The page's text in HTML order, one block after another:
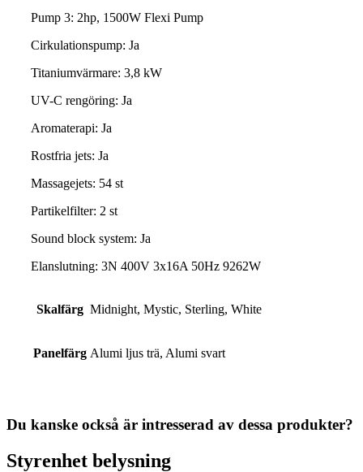
Pump 3: 2hp, 1500W Flexi Pump
Cirkulationspump: Ja
Titaniumvärmare: 3,8 kW
UV-C rengöring: Ja
Aromaterapi: Ja
Rostfria jets: Ja
Massagejets: 54 st
Partikelfilter: 2 st
Sound block system: Ja
Elanslutning: 3N 400V 3x16A 50Hz 9262W
Skalfärg Midnight, Mystic, Sterling, White
Panelfärg Alumi ljus trä, Alumi svart
Du kanske också är intresserad av dessa produkter?
Styrenhet belysning